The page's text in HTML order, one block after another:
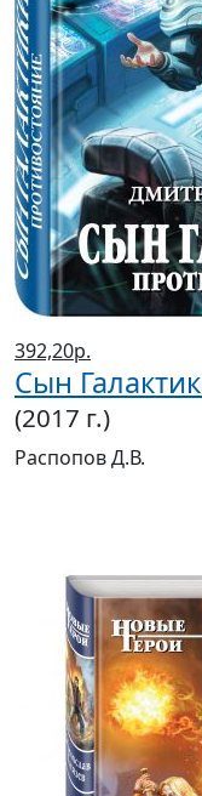
392,20р.
Сын
(2017 г.)
Распопов Д.В.